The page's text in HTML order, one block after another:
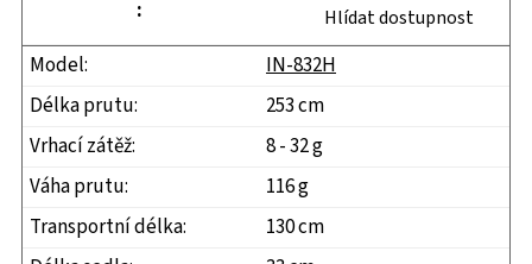
Hlídat dostupnost
IN-832H
253 cm
8 - 32 g
116 g
130 cm